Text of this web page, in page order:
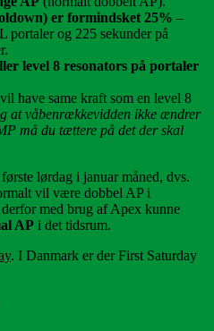
er formindsket 25% –
portaler og 225 sekunder på
level 8 resonators på portaler
have same kraft som en level 8
at våbenrækkevidden ikke ændrer
må du tættere på det der skal
lørdag i januar måned, dvs.
vil være dobbel AP i
med brug af Apex kunne
AP i det tidsrum.
. I Danmark er der First Saturday